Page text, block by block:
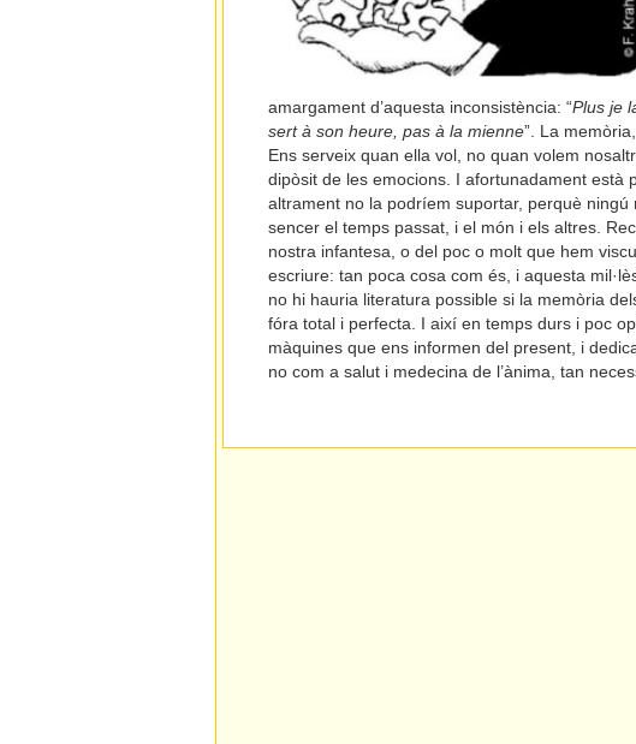
amargament d’aquesta inconsistència: “Plus je
sert à son heure, pas à la mienne”. La
Ens serveix quan ella vol, no quan volem
dipòsit de les emocions. I afortunadament està
altrament no la podríem suportar, perquè
sencer el temps passat, i el món i els altres.
nostra infantesa, o del poc o molt que hem
escriure: tan poca cosa com és, i aquesta
no hi hauria literatura possible si la memòria
fóra total i perfecta. I així en temps durs i poc
màquines que ens informen del present, i
no com a salut i medecina de l’ànima, tan